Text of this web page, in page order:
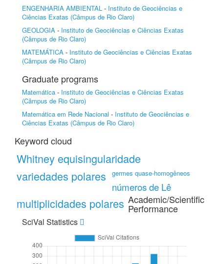
ENGENHARIA AMBIENTAL - Instituto de Geociências e
Ciências Exatas (Câmpus de Rio Claro)
GEOLOGIA - Instituto de Geociências e Ciências Exatas
(Câmpus de Rio Claro)
MATEMÁTICA - Instituto de Geociências e Ciências Exatas
(Câmpus de Rio Claro)
Graduate programs
Matemática - Instituto de Geociências e Ciências Exatas
(Câmpus de Rio Claro)
Matemática em Rede Nacional - Instituto de Geociências e
Ciências Exatas (Câmpus de Rio Claro)
Keyword cloud
Whitney equisingularidade
variedades polares
germes quase-homogêneos
números de Lê
multiplicidades polares Academic/Scientific
Performance
SciVal Statistics